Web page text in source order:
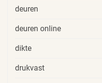
deuren
deuren online
dikte
drukvast